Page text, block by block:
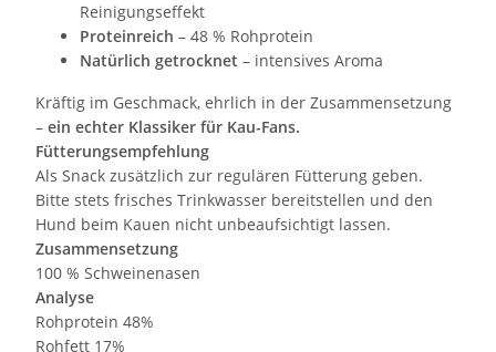
Reinigungseffekt
Proteinreich – 48 % Rohprotein
Natürlich getrocknet – intensives Aroma
Kräftig im Geschmack, ehrlich in der Zusammensetzung
– ein echter Klassiker für Kau-Fans.
Fütterungsempfehlung
Als Snack zusätzlich zur regulären Fütterung geben.
Bitte stets frisches Trinkwasser bereitstellen und den
Hund beim Kauen nicht unbeaufsichtigt lassen.
Zusammensetzung
100 % Schweinenasen
Analyse
Rohprotein 48%
Rohfett 17%